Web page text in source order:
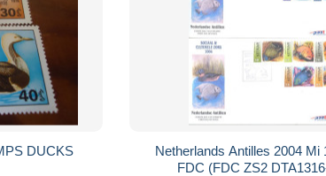
MONGOLIA USED STAMPS DUCKS
Netherlands Antilles 2004 Mi
FDC (FDC ZS2